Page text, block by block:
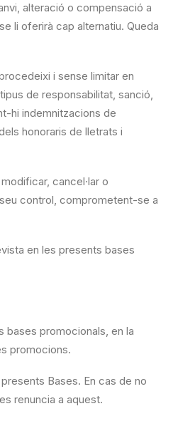
alteració o compensació a
li oferirà cap alternatiu. Queda
i sense limitar en
de responsabilitat, sanció,
hi indemnitzacions de
honoraris de lletrats i
cancel·lar o
control, comprometent-se a
en les presents bases
bases promocionals, en la
promocions.
Bases. En cas de no
renuncia a aquest.